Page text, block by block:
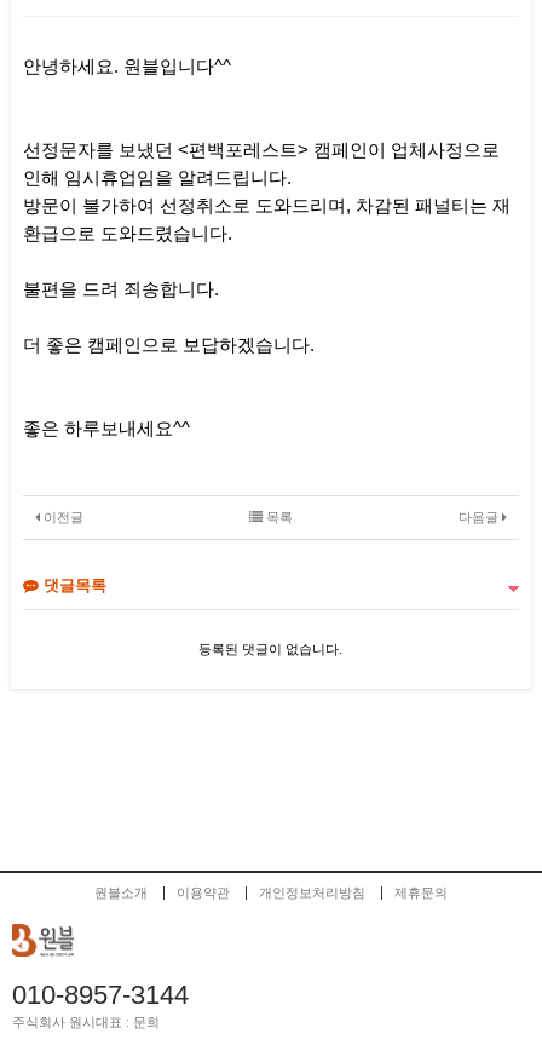
안녕하세요. 원블입니다^^
선정문자를 보냈던 <편백포레스트> 캠페인이 업체사정으로
인해 임시휴업임을 알려드립니다.
방문이 불가하여 선정취소로 도와드리며, 차감된 패널티는 재
환급으로 도와드렸습니다.
불편을 드려 죄송합니다.
더 좋은 캠페인으로 보답하겠습니다.
좋은 하루보내세요^^
이전글 다음글
목록
댓글목록
등록된 댓글이 없습니다.
원블소개 이용약관 개인정보처리방침 제휴문의
010-8957-3144
주식회사 원시대표 : 문희